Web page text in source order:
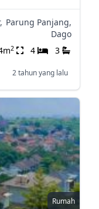
Parung Panjang,
Dago
2 4 3
2 tahun yang lalu
Rumah